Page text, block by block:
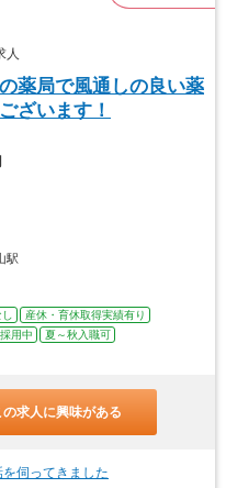
人
薬局で風通しの良い薬
ざいます！
駅
産休・育休取得実績有り
用中
夏～秋入職可
の求人に興味がある
伺ってきました